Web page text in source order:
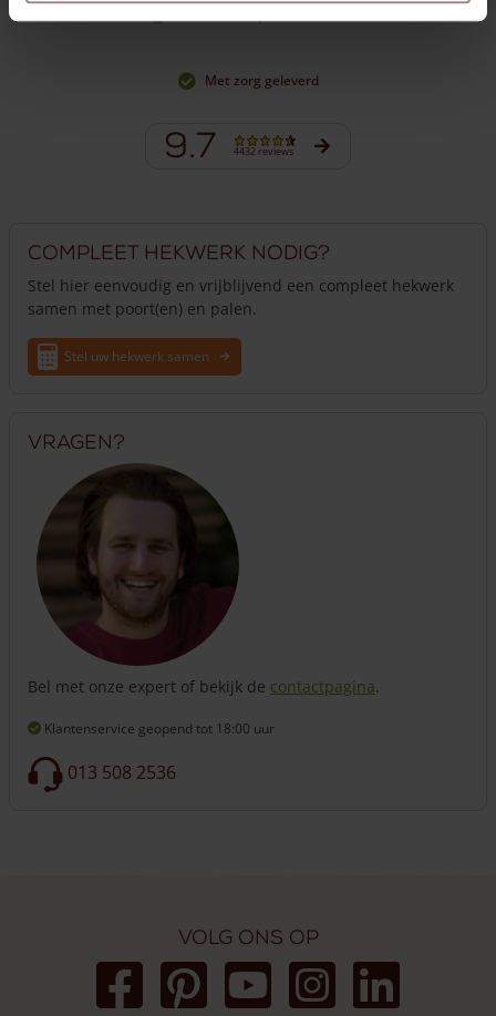
Met zorg geleverd
9.7 4432 reviews
Compleet hekwerk nodig?
Stel hier eenvoudig en vrijblijvend een compleet hekwerk
samen met poort(en) en palen.
Stel uw hekwerk samen
Vragen?
Bel met onze expert of bekijk de contactpagina.
Klantenservice geopend tot 18:00 uur
013 508 2536
Volg ons op